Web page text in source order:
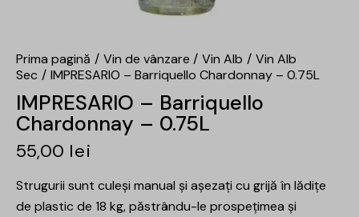
Prima pagină Vin de vânzare Vin Alb
Vin Alb
Sec
IMPRESARIO – Barriquello Chardonnay – 0.75L
IMPRESARIO – Barriquello
Chardonnay – 0.75L
55,00 lei
Strugurii sunt culeși manual și așezați cu grijă în lădițe
de plastic de 18 kg, păstrându-le prospețimea și